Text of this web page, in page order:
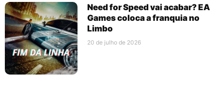
Need for Speed vai acabar? EA
Games coloca a franquia no
Limbo
20 de julho de 2026